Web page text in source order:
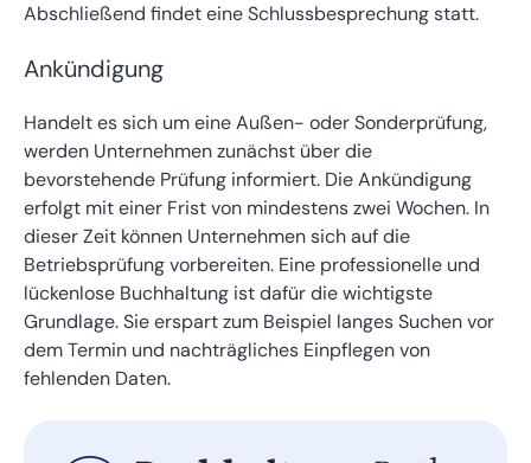
Abschließend findet eine Schlussbesprechung statt.
Ankündigung
Handelt es sich um eine Außen- oder Sonderprüfung,
werden Unternehmen zunächst über die
bevorstehende Prüfung informiert. Die Ankündigung
erfolgt mit einer Frist von mindestens zwei Wochen. In
dieser Zeit können Unternehmen sichauf die
Betriebsprüfung vorbereiten. Eine professionelle und
lückenlose Buchhaltung ist dafür die wichtigste
Grundlage. Sie erspart zum Beispiel langes Suchen vor
dem Termin und nachträgliches Einpflegen von
fehlenden Daten.